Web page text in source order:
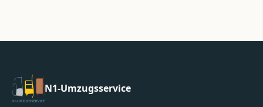
N1-Umzugsservice